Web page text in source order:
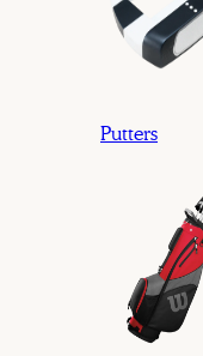
Putters